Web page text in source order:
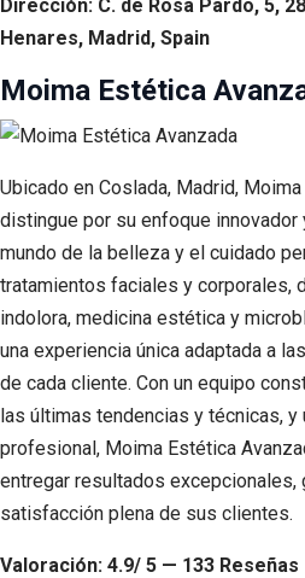
Dirección: C. de Rosa Pardo, 5,
Henares, Madrid, Spain
Moima Estética
Ubicado en Coslada, Madrid,
distingue por su enfoque
mundo de la belleza y el cuidado
tratamientos faciales y corporales,
indolora, medicina estética y
una experiencia única adaptada a
de cada cliente. Con un equipo
las últimas tendencias y técnicas,
profesional, Moima Estética
entregar resultados excepcionales,
satisfacción plena de sus clientes.
Valoración: 4.9/ 5 — 133 Reseñas